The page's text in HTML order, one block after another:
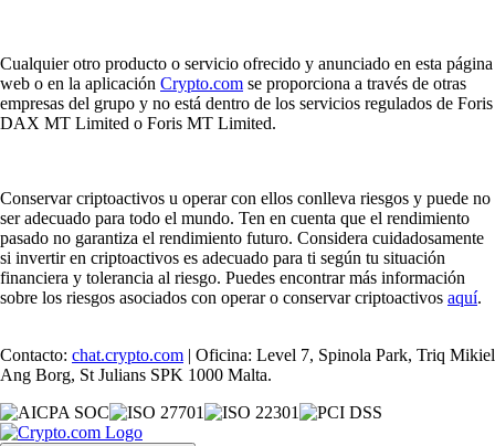
Cualquier otro producto o servicio ofrecido y anunciado en esta página
web o en la aplicación Crypto.com se proporciona a través de otras
empresas del grupo y no está dentro de los servicios regulados de Foris
DAX MT Limited o Foris MT Limited.
Conservar criptoactivos u operar con ellos conlleva riesgos y puede no
ser adecuado para todo el mundo. Ten en cuenta que el rendimiento
pasado no garantiza el rendimiento futuro. Considera cuidadosamente
si invertir en criptoactivos es adecuado para ti según tu situación
financiera y tolerancia al riesgo. Puedes encontrar más información
sobre los riesgos asociados con operar o conservar criptoactivos aquí.
Contacto: chat.crypto.com | Oficina: Level 7, Spinola Park, Triq Mikiel
Ang Borg, St Julians SPK 1000 Malta.